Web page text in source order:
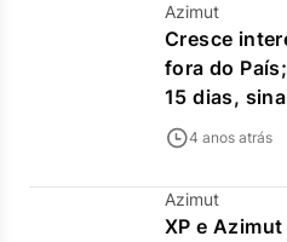
Azimut
Cresce
fora do
15 dias,
4 anos atrás
Azimut
XP e